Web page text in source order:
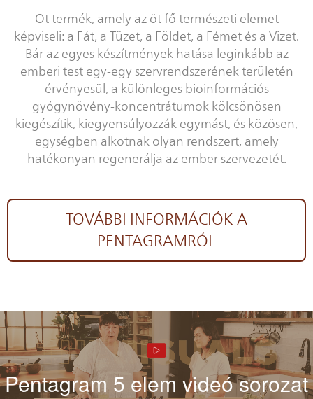
Öt termék, amely az öt fő természeti elemet
képviseli: a Fát, a Tüzet, a Földet, a Fémet és a Vizet.
Bár az egyes készítmények hatása leginkább az
emberi test egy-egy szervrendszerének területén
érvényesül, a különleges bioinformációs
gyógynövény-koncentrátumok kölcsönösen
kiegészítik, kiegyensúlyozzák egymást, és közösen,
egységben alkotnak olyan rendszert, amely
hatékonyan regenerálja az ember szervezetét.
TOVÁBBI INFORMÁCIÓK A
PENTAGRAMRÓL
Pentagram 5 elem videó sorozat